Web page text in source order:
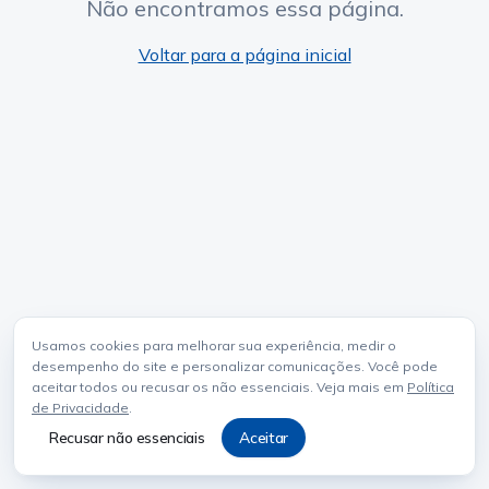
Usamos cookies para melhorar sua experiência, medir o
desempenho do site e personalizar comunicações. Você pode
aceitar todos ou recusar os não essenciais. Veja mais em Política
de Privacidade.
Recusar não essenciais Aceitar
Não encontramos essa página.
Voltar para a página inicial